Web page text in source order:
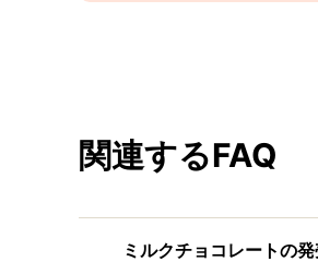
関連するFAQ
ミルクチョコレートの